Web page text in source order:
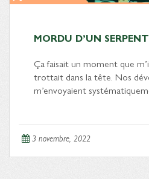
MORDU D’UN
Ça faisait un moment que
trottait dans la tête. Nos
m’envoyaient
3 novembre, 2022